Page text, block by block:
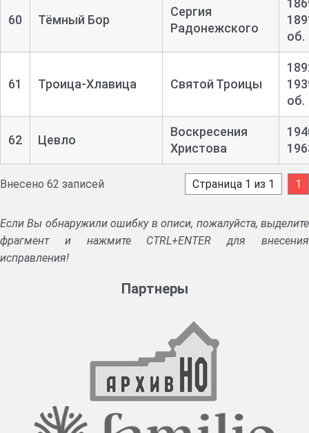
60 Тёмный Бор
Сергия
Радонежского
об.
61 Троица-Хлавица Святой Троицы
об.
62 Цевло
Воскресения
Христова
Внесено 62 записей Страница 1 из 1 1
Если Вы обнаружили ошибку в описи, пожалуйста, выделите
фрагмент и нажмите CTRL+ENTER для внесения
исправления!
Партнеры